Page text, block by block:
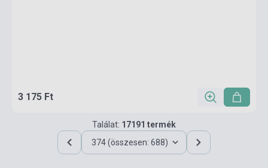
3 175 Ft
Találat: 17191 termék
374 (összesen: 688)